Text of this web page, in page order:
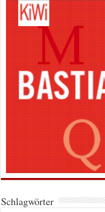
Schlagwörter